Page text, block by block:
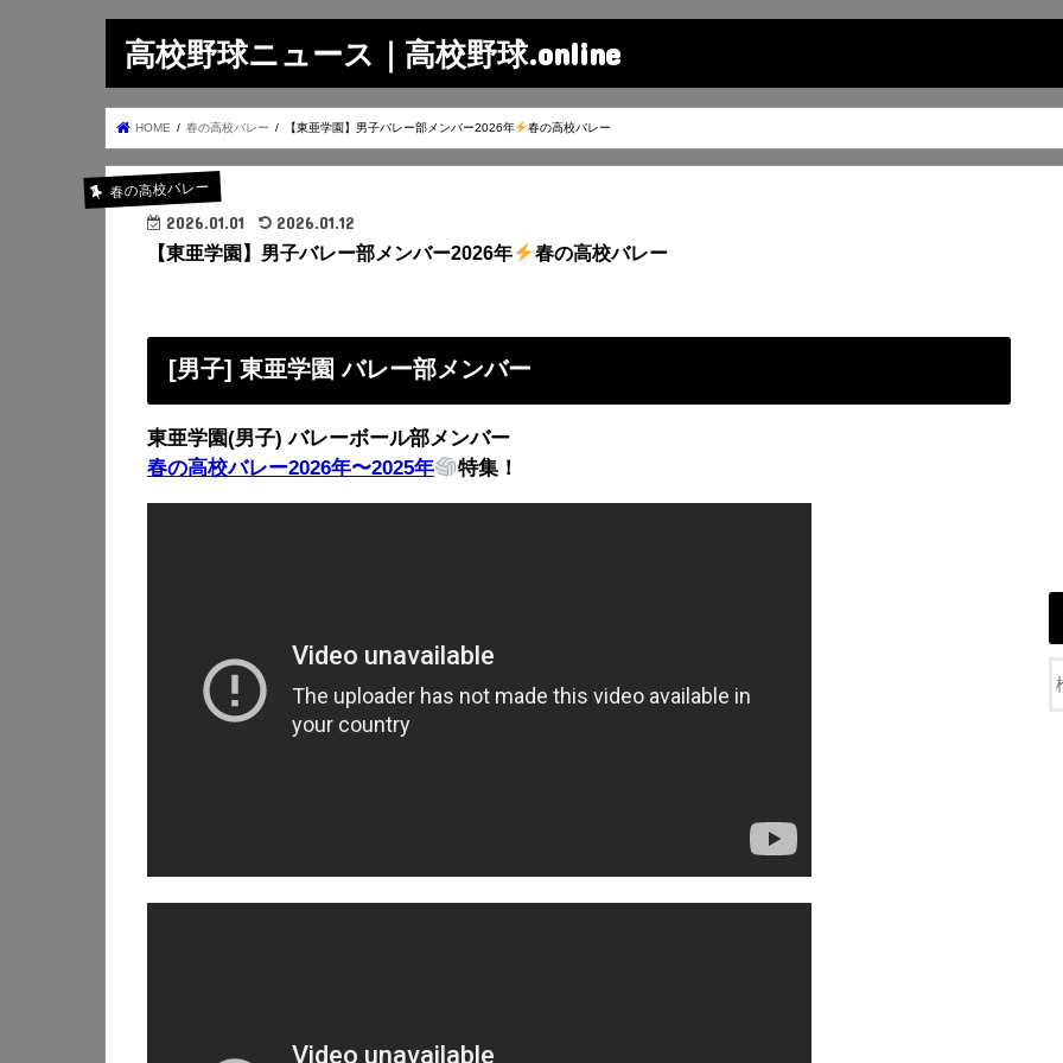
高校野球ニュース｜高校野球.online
HOME 春の高校バレー 【東亜学園】男子バレー部メンバー2026年 春の高校バレー
春の高校バレー
2026.01.01 2026.01.12
【東亜学園】男子バレー部メンバー2026年 春の高校バレー
[男子] 東亜学園 バレー部メンバー
東亜学園(男子) バレーボール部メンバー
春の高校バレー2026年〜2025年
特集！